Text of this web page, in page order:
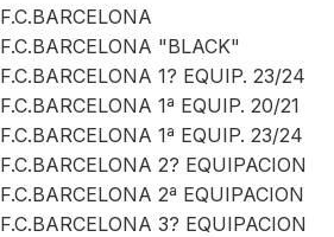
F.C.BARCELONA
F.C.BARCELONA "BLACK"
F.C.BARCELONA 1? EQUIP. 23/24
F.C.BARCELONA 1ª EQUIP. 20/21
F.C.BARCELONA 1ª EQUIP. 23/24
F.C.BARCELONA 2? EQUIPACION
F.C.BARCELONA 2ª EQUIPACION
F.C.BARCELONA 3? EQUIPACION